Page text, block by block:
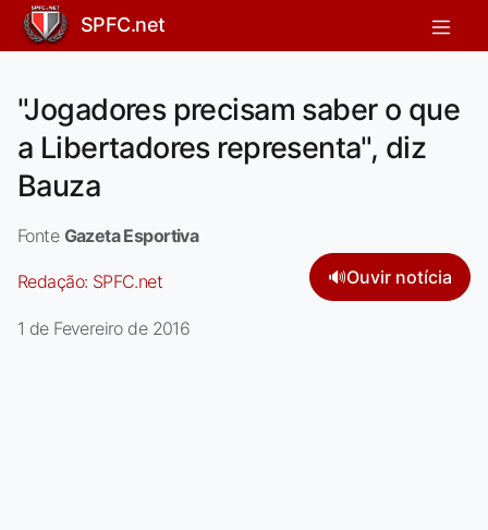
SPFC.net
"Jogadores precisam saber o que
a Libertadores representa", diz
Bauza
Fonte Gazeta Esportiva
Redação: SPFC.net 🔊Ouvir notícia
1 de Fevereiro de 2016